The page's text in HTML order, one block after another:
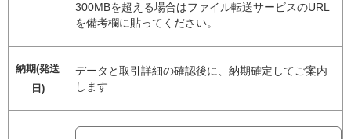
300MBを超える場合はファイル転送サービスのURL
を備考欄に貼ってください。
納期(発送
日)
データと取引詳細の確認後に、納期確定してご案内
します